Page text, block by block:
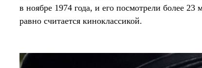
в ноябре 1974 года, и его посмотрели более
равно считается киноклассикой.